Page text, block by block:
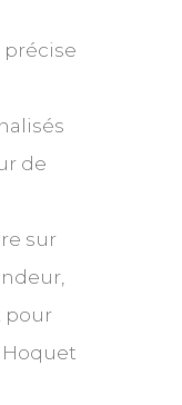
précise
de
sur
pour